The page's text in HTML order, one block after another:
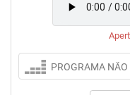
PROGRAMA NÃO